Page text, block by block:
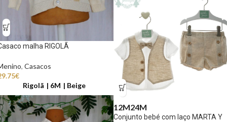
malha RIGOLÃ
, Casacos
€
Rigolã
6M Beige
12M24M
Conjunto bebé com laço MARTA Y